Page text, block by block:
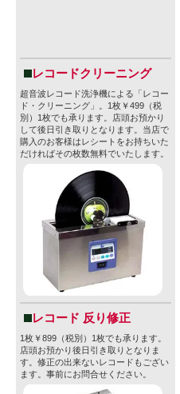
レコードクリーニング
超音波レコード洗浄機による「レコー
ド・クリーニング」。1枚￥499（税
別）1枚でも承ります。店頭お預かり
して後日引き取りとなります。当店で
購入のお客様はレシートをお持ちいた
だければその枚数無料でいたします。
レコード 反り修正
1枚￥899（税別）1枚でも承ります。
店頭お預かり後日引き取りとなりま
す。修正の出来ないレコードもござい
ます。事前にお問合せください。